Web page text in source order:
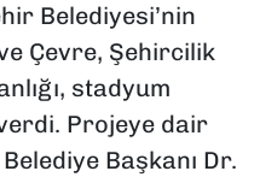
Belediyesi’nin
Çevre, Şehircilik
stadyum
Projeye dair
Başkanı Dr.